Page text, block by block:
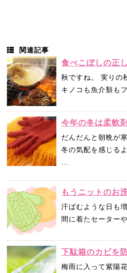
関連記事
食べこぼしの正
秋ですね。 実りの
キノコも魚介類も
今年の冬は柔軟
だんだんと朝晩が
冬の気配を感じる
…
もうニットのお
汗ばむような日も
間に着たセーター
下駄箱のカビを
梅雨に入って紫陽